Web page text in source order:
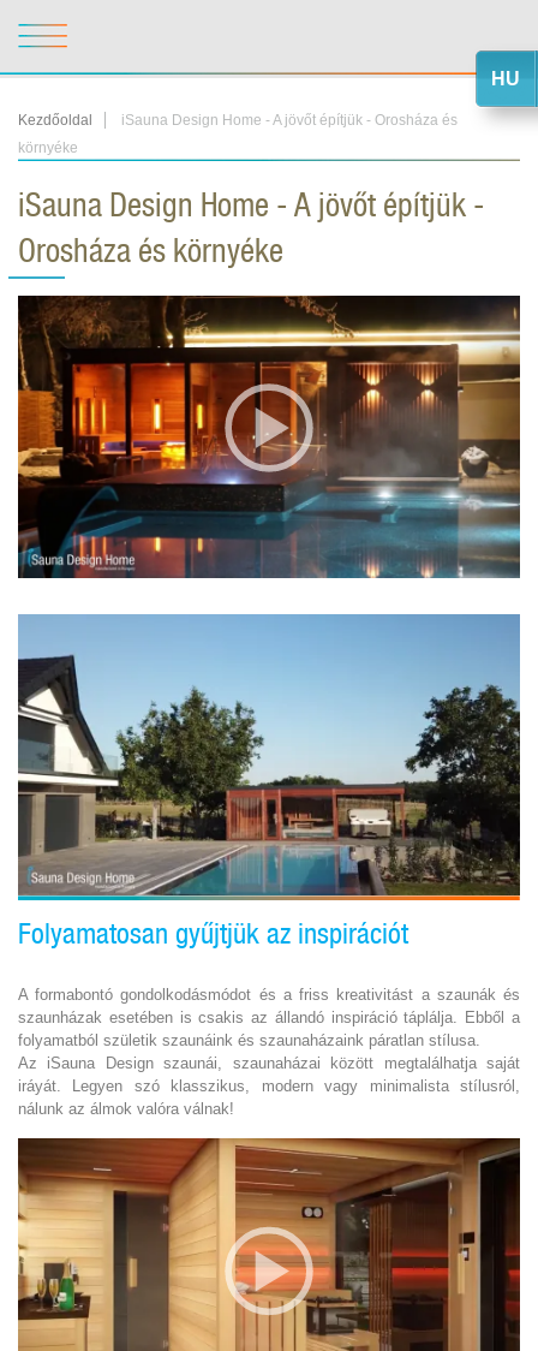
Kezdőoldal
iSauna Design Home - A jövőt építjük - Orosháza és
környéke
iSauna Design Home - A jövőt építjük -
Orosháza és környéke
Folyamatosan gyűjtjük az inspirációt
A formabontó gondolkodásmódot és a friss kreativitást a szaunák és
szaunházak esetében is csakis az állandó inspiráció táplálja. Ebből a
folyamatból születik szaunáink és szaunaházaink páratlan stílusa.
Az iSauna Design szaunái, szaunaházai között megtalálhatja saját
iráyát. Legyen szó klasszikus, modern vagy minimalista stílusról,
nálunk az álmok valóra válnak!
HU